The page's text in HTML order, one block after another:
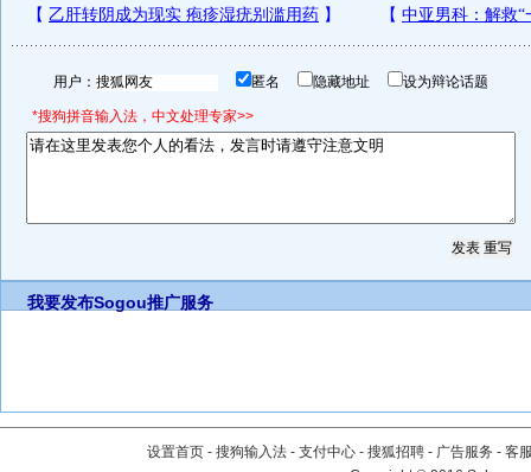
用户： 匿名 隐藏地址 设为辩论话题
*搜狗拼音输入法，中文处理专家>>
我要发布Sogou推广服务
设置首页 - 搜狗输入法 - 支付中心 - 搜狐招聘 - 广告服务 - 客